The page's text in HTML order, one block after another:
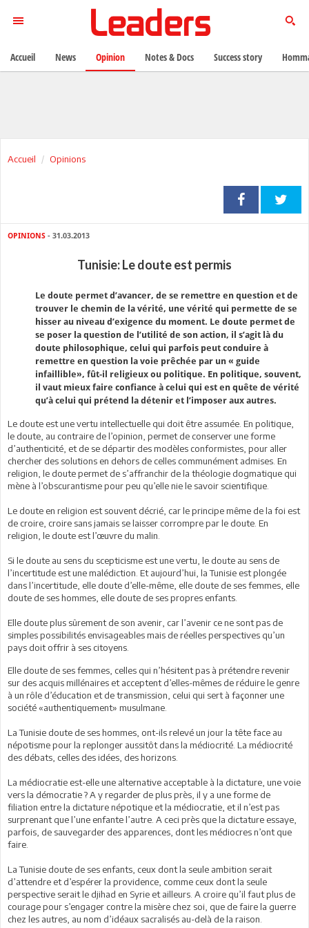
Accueil Opinions
OPINIONS - 31.03.2013
Tunisie: Le doute est permis
Le doute permet d’avancer, de se remettre en question et de
trouver le chemin de la vérité, une vérité qui permette de se
hisser au niveau d’exigence du moment. Le doute permet de
se poser la question de l’utilité de son action, il s’agit là du
doute philosophique, celui qui parfois peut conduire à
remettre en question la voie prêchée par un « guide
infaillible», fût-il religieux ou politique. En politique, souvent,
il vaut mieux faire confiance à celui qui est en quête de vérité
qu’à celui qui prétend la détenir et l’imposer aux autres.
Le doute est une vertu intellectuelle qui doit être assumée. En politique,
le doute, au contraire de l’opinion, permet de conserver une forme
d’authenticité, et de se départir des modèles conformistes, pour aller
chercher des solutions en dehors de celles communément admises. En
religion, le doute permet de s’affranchir de la théologie dogmatique qui
mène à l’obscurantisme pour peu qu’elle nie le savoir scientifique.
Le doute en religion est souvent décrié, car le principe même de la foi est
de croire, croire sans jamais se laisser corrompre par le doute. En
religion, le doute est l’œuvre du malin.
Si le doute au sens du scepticisme est une vertu, le doute au sens de
l’incertitude est une malédiction. Et aujourd’hui, la Tunisie est plongée
dans l’incertitude, elle doute d’elle-même, elle doute de ses femmes, elle
doute de ses hommes, elle doute de ses propres enfants.
Elle doute plus sûrement de son avenir, car l’avenir ce ne sont pas de
simples possibilités envisageables mais de réelles perspectives qu’un
pays doit offrir à ses citoyens.
Elle doute de ses femmes, celles qui n’hésitent pas à prétendre revenir
sur des acquis millénaires et acceptent d’elles-mêmes de réduire le genre
à un rôle d’éducation et de transmission, celui qui sert à façonner une
société «authentiquement» musulmane.
La Tunisie doute de ses hommes, ont-ils relevé un jour la tête face au
népotisme pour la replonger aussitôt dans la médiocrité. La médiocrité
des débats, celles des idées, des horizons.
La médiocratie est-elle une alternative acceptable à la dictature, une voie
vers la démocratie ? A y regarder de plus près, il y a une forme de
filiation entre la dictature népotique et la médiocratie, et il n’est pas
surprenant que l’une enfante l’autre. A ceci près que la dictature essaye,
parfois, de sauvegarder des apparences, dont les médiocres n’ont que
faire.
La Tunisie doute de ses enfants, ceux dont la seule ambition serait
d’attendre et d’espérer la providence, comme ceux dont la seule
perspective serait le djihad en Syrie et ailleurs. A croire qu’il faut plus de
courage pour s’engager contre la misère chez soi, que de faire la guerre
chez les autres, au nom d’idéaux sacralisés au-delà de la raison.
Accueil News Opinion Notes & Docs Success story